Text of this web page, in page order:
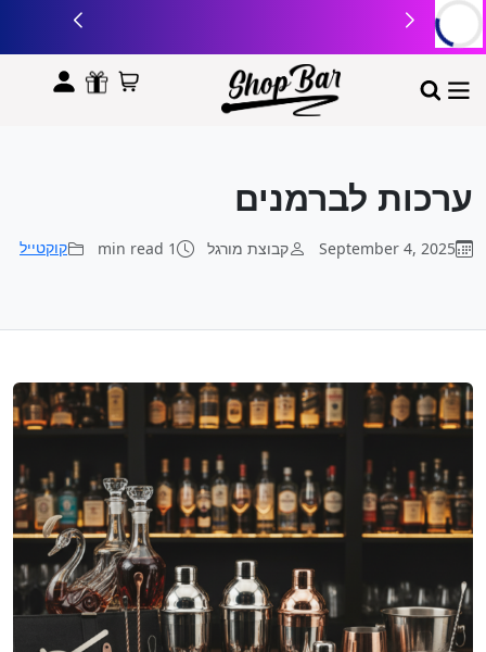
ערכות לברמנים
September 4, 2025 קבוצת מורגל 1 min read קוקטייל